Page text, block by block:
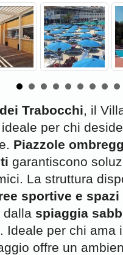
Trabocchi, il
per chi
Piazzole
garantiscono
La struttura
sportive e
dalla spiaggia
Ideale per chi ama
offre un